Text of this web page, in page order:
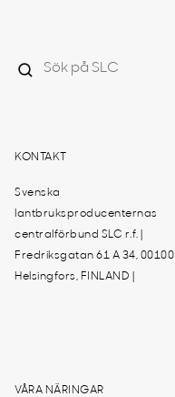
KONTAKT
Svenska
lantbruksproducenternas
centralförbund SLC r.f. |
Fredriksgatan 61 A 34, 00100
Helsingfors, FINLAND |
VÅRA NÄRINGAR